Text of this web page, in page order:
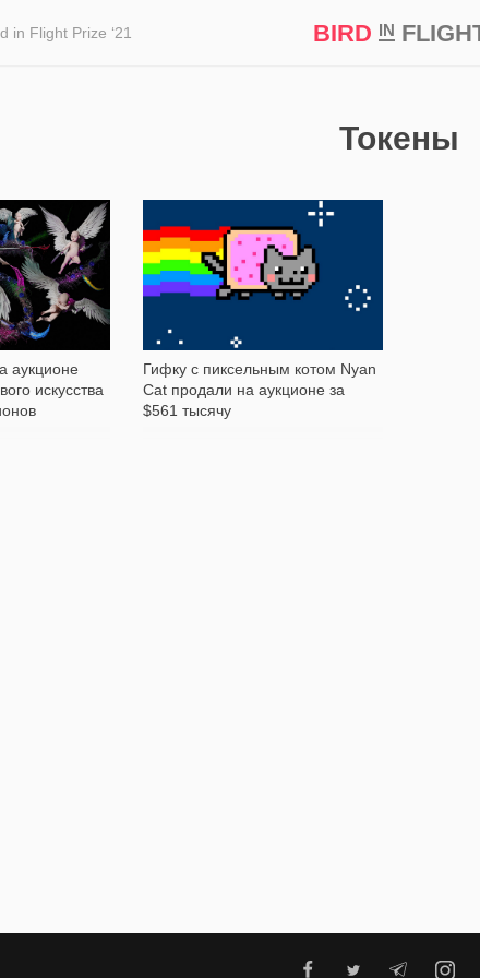
in Flight Prize ‘21 BIRD IN
Токены
аукционе
искусства
Гифку с пиксельным котом Nyan
Cat продали на аукционе за
$561 тысячу
3 833